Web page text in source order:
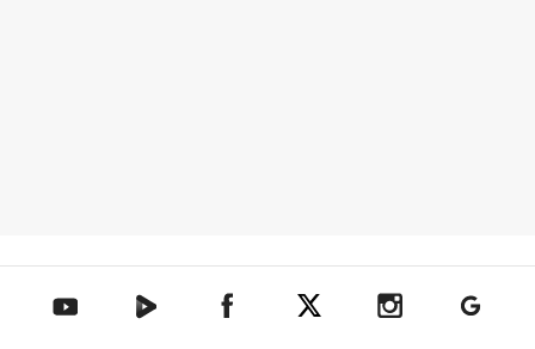
텐아시아 유튜브텐아시아 네이버TV텐아시아 페이스북텐아시아 엑스텐아시아 인스타그램
텐아시아